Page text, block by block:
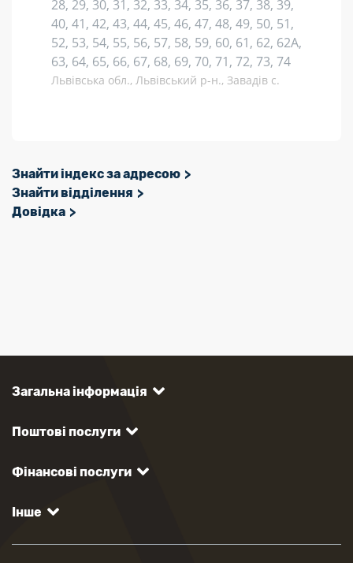
28, 29, 30, 31, 32, 33, 34, 35, 36, 37, 38, 39,
40, 41, 42, 43, 44, 45, 46, 47, 48, 49, 50, 51,
52, 53, 54, 55, 56, 57, 58, 59, 60, 61, 62, 62А,
63, 64, 65, 66, 67, 68, 69, 70, 71, 72, 73, 74
Львівська обл., Львівський р-н., Завадів с.
Знайти індекс за адресою
Знайти відділення
Довідка
Загальна інформація
Поштові послуги
Фінансові послуги
Інше